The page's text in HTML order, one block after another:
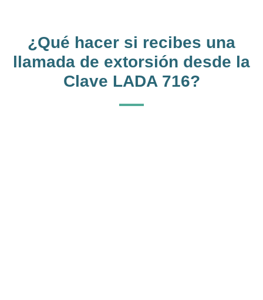
¿Qué hacer si recibes una
llamada de extorsión desde la
Clave LADA 716?